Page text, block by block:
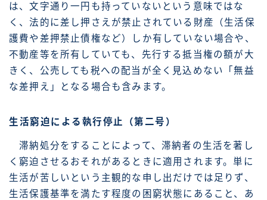
は、文字通り一円も持っていないという意味ではな
く、法的に差し押さえが禁止されている財産（生活保
護費や差押禁止債権など）しか有していない場合や、
不動産等を所有していても、先行する抵当権の額が大
きく、公売しても税への配当が全く見込めない「無益
な差押え」となる場合も含みます。
生活窮迫による執行停止（第二号）
滞納処分をすることによって、滞納者の生活を著し
く窮迫させるおそれがあるときに適用されます。単に
生活が苦しいという主観的な申し出だけでは足りず、
生活保護基準を満たす程度の困窮状態にあること、あ